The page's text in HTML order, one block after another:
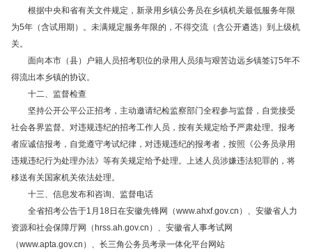
根据中央和省有关文件规定，新录用乡镇公务员在乡镇机关最低服务年限
为5年（含试用期）。未满规定服务年限的，不得交流（含公开遴选）到上级机
关。
面向本市（县）户籍人员招考职位的录用人员须与艰苦边远乡镇签订5年不
得流出本乡镇的协议。
十二、监督检查
坚持公开公平公正招考，主动邀请纪检监察部门全程参与监督，自觉接受
社会各界监督。对违规违纪的招考工作人员，按有关规定给予严肃处理。报考
者应诚信报考，自觉遵守考试纪律，对违规违纪的报考者，按照《公务员录用
违规违纪行为处理办法》等有关规定给予处理。上述人员涉嫌违法犯罪的，将
移送有关国家机关依法处理。
十三、信息发布和咨询、监督电话
全省招考公告于1月18日在安徽先锋网（www.ahxf.gov.cn）、安徽省人力
资源和社会保障厅网（hrss.ah.gov.cn）、安徽省人事考试网
（www.apta.gov.cn）、长三角公务员考录一体化平台网站